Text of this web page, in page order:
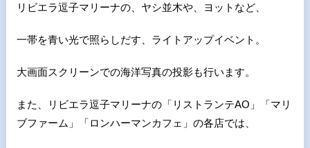
リビエラ逗子マリーナの、ヤシ並木や、ヨットなど、
一帯を青い光で照らしだす、ライトアップイベント。
大画面スクリーンでの海洋写真の投影も行います。
また、リビエラ逗子マリーナの「リストランテAO」「マリ
ブファーム」「ロンハーマンカフェ」の各店では、